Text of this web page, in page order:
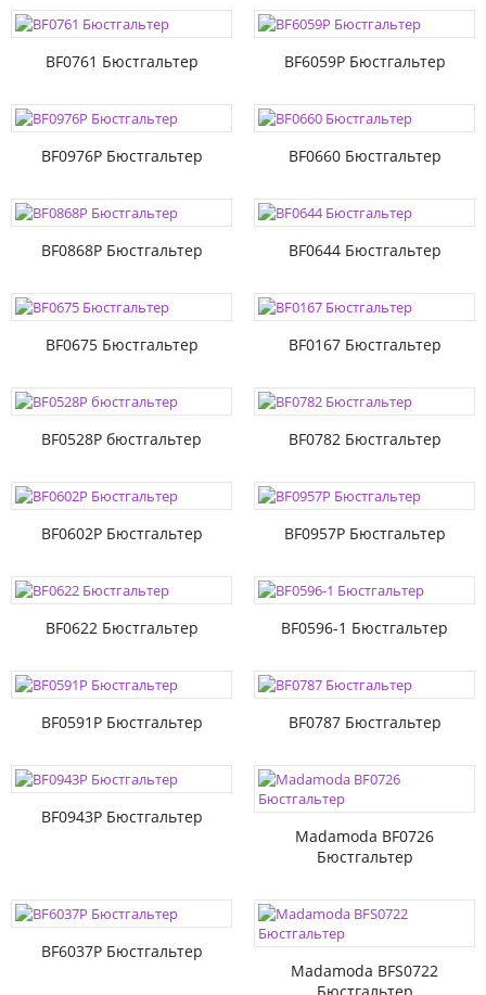
BF0761 Бюстгальтер BF6059P Бюстгальтер
BF0976P Бюстгальтер BF0660 Бюстгальтер
BF0868P Бюстгальтер BF0644 Бюстгальтер
BF0675 Бюстгальтер BF0167 Бюстгальтер
BF0528P бюстгальтер BF0782 Бюстгальтер
BF0602P Бюстгальтер BF0957P Бюстгальтер
BF0622 Бюстгальтер BF0596-1 Бюстгальтер
BF0591P Бюстгальтер BF0787 Бюстгальтер
BF0943P Бюстгальтер
Madamoda BF0726
Бюстгальтер
BF6037P Бюстгальтер
Madamoda BFS0722